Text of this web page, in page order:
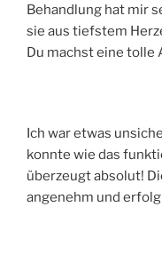
Behandlung hat mir
sie aus tiefstem
Du machst eine tolle
Ich war etwas
konnte wie das
überzeugt absolut!
angenehm und